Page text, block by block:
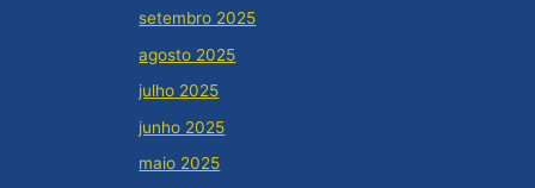
setembro 2025
agosto 2025
julho 2025
junho 2025
maio 2025